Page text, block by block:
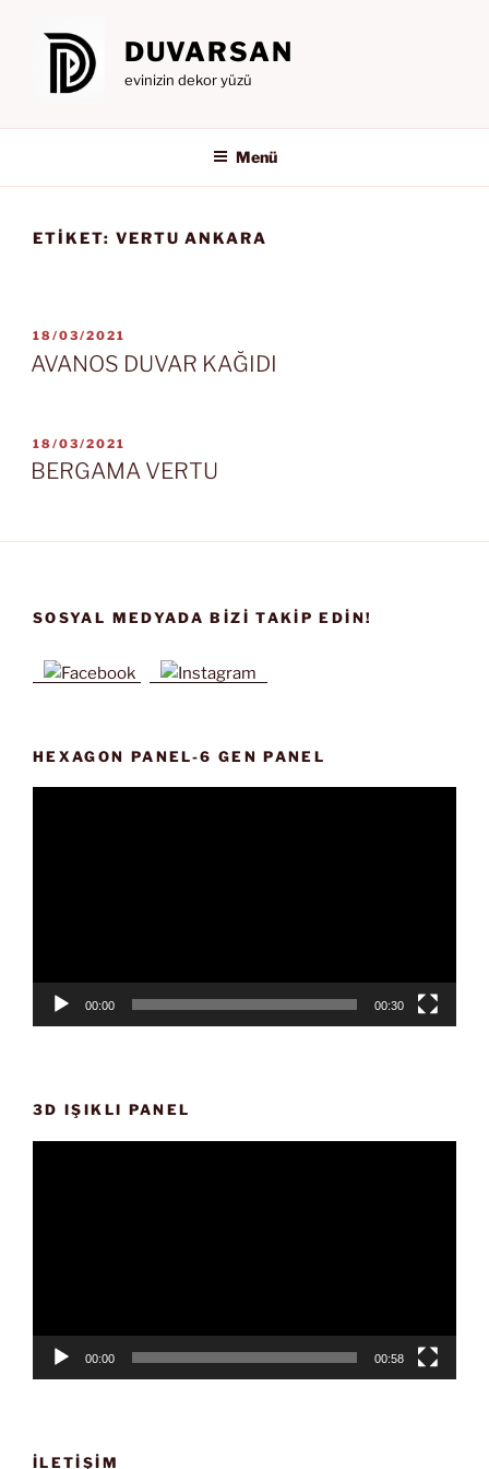
DUVARSAN
evinizin dekor yüzü
Menü
ETIKET: VERTU ANKARA
YAYIM
TARIHI
18/03/2021
AVANOS DUVAR KAĞIDI
YAYIM
TARIHI
18/03/2021
BERGAMA VERTU
SOSYAL MEDYADA BIZI TAKIP EDIN!
HEXAGON PANEL-6 GEN PANEL
00:00 00:30
3D IŞIKLI PANEL
00:00 00:58
İLETIŞIM